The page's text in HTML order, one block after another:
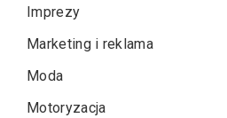
Imprezy
Marketing i reklama
Moda
Motoryzacja